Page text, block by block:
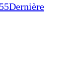
55Dernière